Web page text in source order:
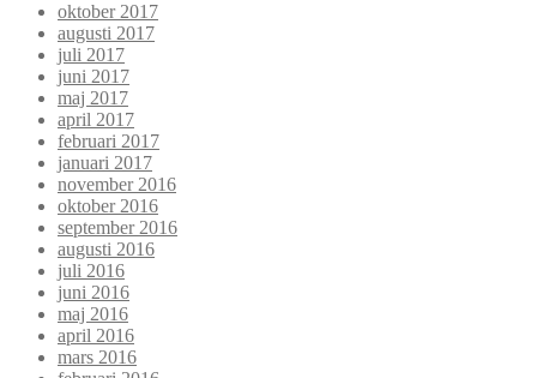
oktober 2017
augusti 2017
juli 2017
juni 2017
maj 2017
april 2017
februari 2017
januari 2017
november 2016
oktober 2016
september 2016
augusti 2016
juli 2016
juni 2016
maj 2016
april 2016
mars 2016